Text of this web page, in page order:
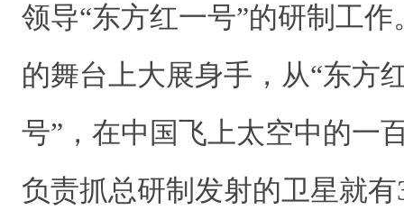
领导“东方红一号”的研制工
的舞台上大展身手，从“东方
号”，在中国飞上太空中的一
负责抓总研制发射的卫星就